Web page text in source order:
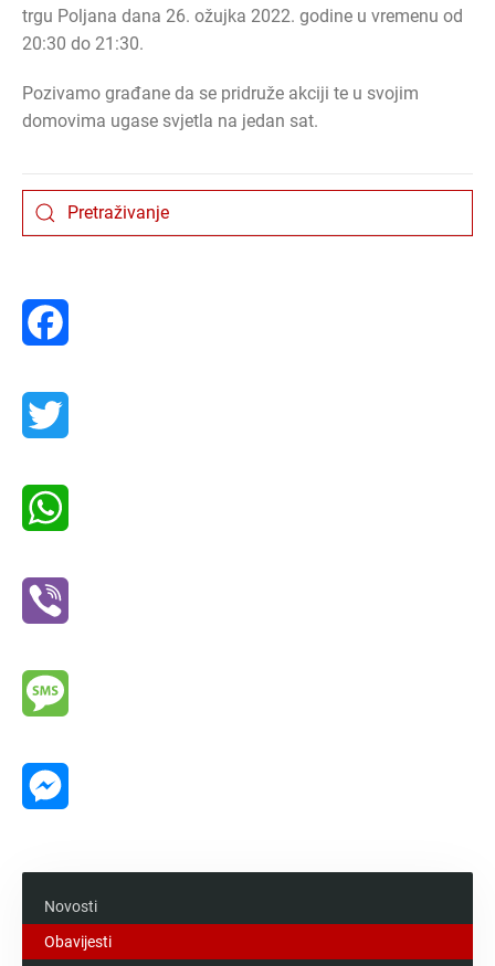
trgu Poljana dana 26. ožujka 2022. godine u vremenu od
20:30 do 21:30.
Pozivamo građane da se pridruže akciji te u svojim
domovima ugase svjetla na jedan sat.
Novosti
Obavijesti